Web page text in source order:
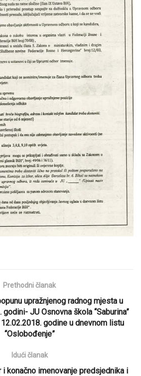
Prethodni članak
upražnjenog radnog mjesta u
JU Osnovna škola “Saburina”
godine u dnevnom listu
“Oslobođenje”
Idući članak
konačno imenovanje predsjednika i